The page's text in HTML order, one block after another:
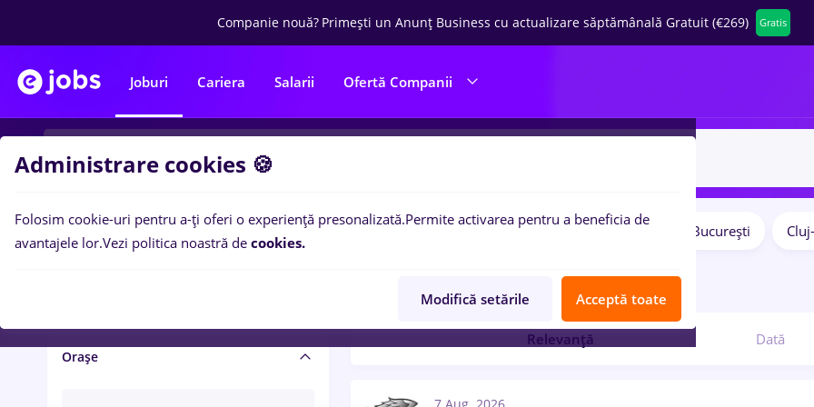
Companie nouă? Primești un Anunț Business cu actualizare săptămânală Gratuit (€269) Gratis
Joburi Cariera Salarii Ofertă Companii
Salariu și beneficii
Orașe
București
locuri de munca
Relevanță Dată
Administrare cookies 🍪
Folosim cookie-uri pentru a-ți oferi o experiență presonalizată.Permite activarea pentru a beneficia de
avantajele lor.Vezi politica noastră de cookies.
Modifică setările Acceptă toate